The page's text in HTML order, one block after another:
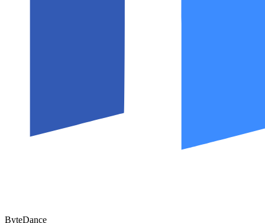
ByteDance